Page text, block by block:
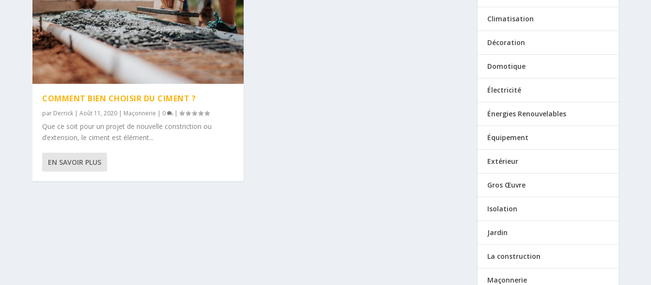
COMMENT BIEN CHOISIR DU CIMENT ?
par Derrick |Août 11, 2020 | Maçonnerie | 0 |
Que ce soit pour un projet de nouvelle constriction ou
d’extension, le ciment est élément...
EN SAVOIR PLUS
Climatisation
Décoration
Domotique
Électricité
Énergies Renouvelables
Équipement
Extérieur
Gros Œuvre
Isolation
Jardin
La construction
Maçonnerie